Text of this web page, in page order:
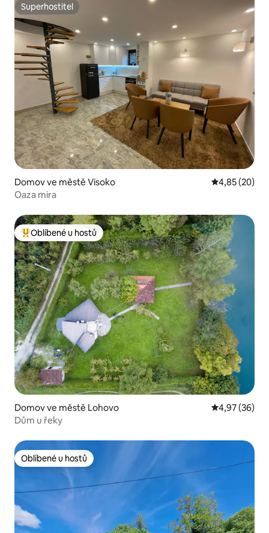
Superhostitel
Superhostitel
Domov ve městě Visoko Průměrné
4,85 (20)
Oaza mira
Nejlepší v kategorii Oblíbené u hostů
Oblíbené u hostů
Domov ve městě Lohovo Průměrné
4,97 (36)
Dům u řeky
Oblíbené u hostů
Oblíbené u hostů